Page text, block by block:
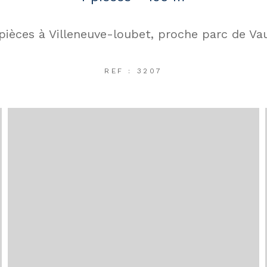
à Villeneuve-loubet, proche parc de
REF : 3207